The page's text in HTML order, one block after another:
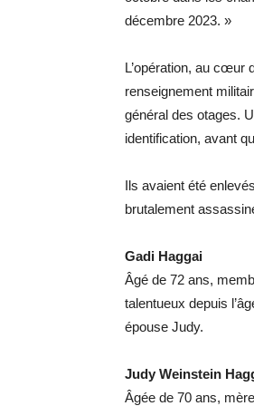
décembre 2023. »
L’opération, au cœur
renseignement
général des otages.
identification, avant
Ils avaient été
brutalement
Gadi Haggai
Âgé de 72 ans,
talentueux depuis
épouse Judy.
Judy Weinstein
Âgée de 70 ans,